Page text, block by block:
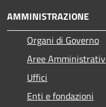
AMMINISTRAZIONE
Organi di Governo
Aree
Uffici
Enti e fondazioni